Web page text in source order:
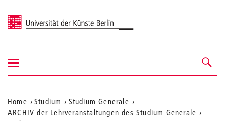
Universität der Künste Berlin
Navigation &
Suche
Navigation
ein-/ausblenden
Aktuelle
Home Studium
Studium Generale
ARCHIV der Lehrveranstaltungen des Studium Generale